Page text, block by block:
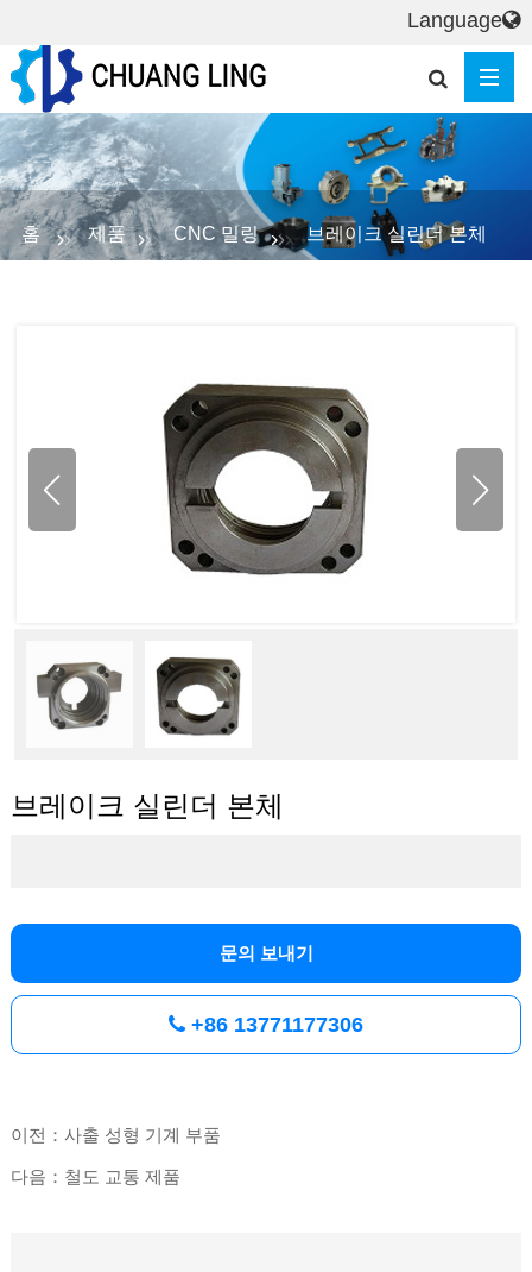
홈 제품 CNC 밀링 브레이크 실린더 본체
브레이크 실린더 본체
문의 보내기
+86 13771177306
이전：사출 성형 기계 부품
다음：철도 교통 제품
Language